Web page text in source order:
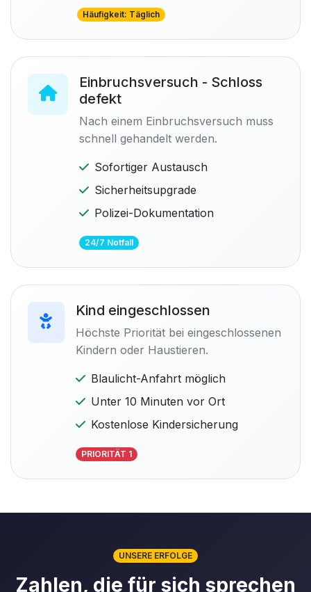
Häufigkeit: Täglich
Einbruchsversuch - Schloss
defekt
Nach einem Einbruchsversuch muss
schnell gehandelt werden.
Sofortiger Austausch
Sicherheitsupgrade
Polizei-Dokumentation
24/7 Notfall
Kind eingeschlossen
Höchste Priorität bei eingeschlossenen
Kindern oder Haustieren.
Blaulicht-Anfahrt möglich
Unter 10 Minuten vor Ort
Kostenlose Kindersicherung
PRIORITÄT 1
UNSERE ERFOLGE
Zahlen, die für sich sprechen